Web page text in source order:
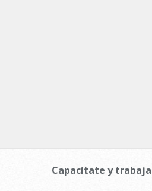
Capacítate y trabaja